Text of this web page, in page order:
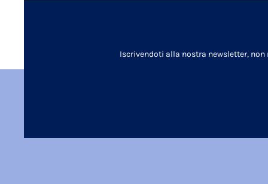
Iscrivendoti alla nostra newsletter,